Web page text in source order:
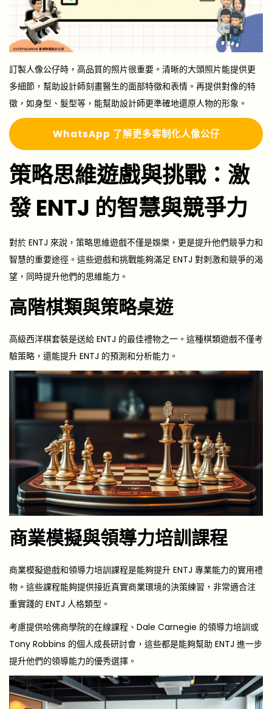
訂製人像公仔時，高品質的照片很重要。清晰的大頭照片能提供更
多細節，幫助設計師刻畫醫生的面部特徵和表情。再提供對像的特
徵，如身型、髮型等，能幫助設計師更準確地還原人物的形象。
WhatsApp 了解更多客制化人像公仔
策略思維遊戲與挑戰：激
發 ENTJ 的智慧與競爭力
對於 ENTJ 來說，策略思維遊戲不僅是娛樂，更是提升他們競爭力和
智慧的重要途徑。這些遊戲和挑戰能夠滿足 ENTJ 對刺激和競爭的渴
望，同時提升他們的思維能力。
高階棋類與策略桌遊
高級西洋棋套裝是送給 ENTJ 的最佳禮物之一。這種棋類遊戲不僅考
驗策略，還能提升 ENTJ 的預測和分析能力。
商業模擬與領導力培訓課程
商業模擬遊戲和領導力培訓課程是能夠提升 ENTJ 專業能力的實用禮
物。這些課程能夠提供接近真實商業環境的決策練習，非常適合注
重實踐的 ENTJ 人格類型。
考慮提供哈佛商學院的在線課程、Dale Carnegie 的領導力培訓或
Tony Robbins 的個人成長研討會，這些都是能夠幫助 ENTJ 進一步
提升他們的領導能力的優秀選擇。